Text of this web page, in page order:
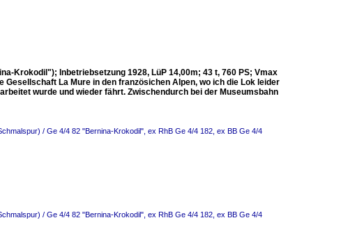
Krokodil"); Inbetriebsetzung 1928, LüP 14,00m; 43 t, 760 PS; Vmax
La Mure in den französichen Alpen, wo ich die Lok leider
wurde und wieder fährt. Zwischendurch bei der Museumsbahn
/ Ge 4/4 82 "Bernina-Krokodil", ex RhB Ge 4/4 182, ex BB Ge 4/4
/ Ge 4/4 82 "Bernina-Krokodil", ex RhB Ge 4/4 182, ex BB Ge 4/4